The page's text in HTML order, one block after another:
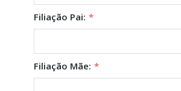
Filiação Pai: *
Filiação Mãe: *